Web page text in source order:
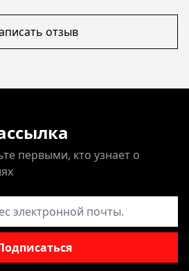
отзыв
первыми, кто узнает о